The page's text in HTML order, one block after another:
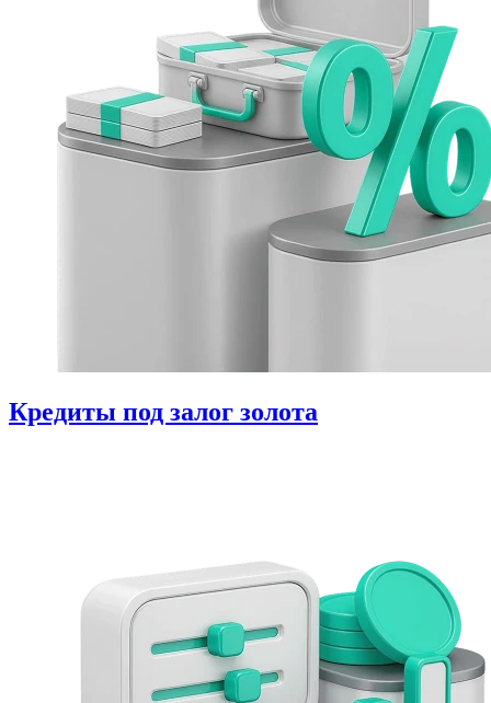
Кредиты под залог золота